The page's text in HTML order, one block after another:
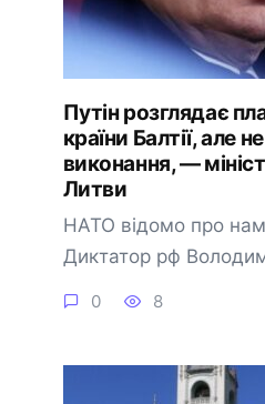
Путін розглядає
країни Балтії, але
виконання, —
Литви
НАТО відомо про
Диктатор рф
0 8